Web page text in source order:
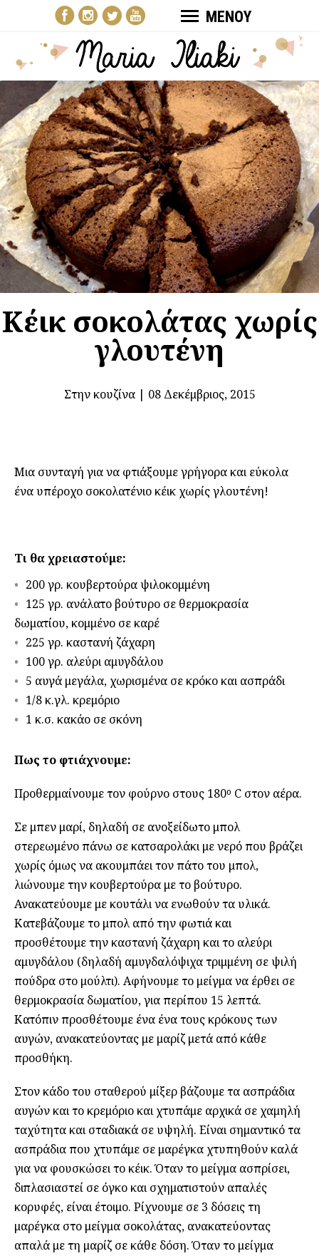
ΜΕΝΟΥ
Κέικ σοκολάτας χωρίς
γλουτένη
Στην κουζίνα| 08 Δεκέμβριος, 2015
Μια συνταγή για να φτιάξουμε γρήγορα και εύκολα
ένα υπέροχο σοκολατένιο κέικ χωρίς γλουτένη!
Τι θα χρειαστούμε:
200 γρ. κουβερτούρα ψιλοκομμένη
125 γρ. ανάλατο βούτυρο σε θερμοκρασία
δωματίου, κομμένο σε καρέ
225 γρ. καστανή ζάχαρη
100 γρ. αλεύρι αμυγδάλου
5 αυγά μεγάλα, χωρισμένα σε κρόκο και ασπράδι
1/8 κ.γλ. κρεμόριο
1 κ.σ. κακάο σε σκόνη
Πως το φτιάχνουμε:
Προθερμαίνουμε τον φούρνο στους 180ο C στον αέρα.
Σε μπεν μαρί, δηλαδή σε ανοξείδωτο μπολ
στερεωμένο πάνω σε κατσαρολάκι με νερό που βράζει
χωρίς όμως να ακουμπάει τον πάτο του μπολ,
λιώνουμε την κουβερτούρα με το βούτυρο.
Ανακατεύουμε με κουτάλι να ενωθούν τα υλικά.
Κατεβάζουμε το μπολ από την φωτιά και
προσθέτουμε την καστανή ζάχαρη και το αλεύρι
αμυγδάλου (δηλαδή αμυγδαλόψιχα τριμμένη σε ψιλή
πούδρα στο μούλτι). Αφήνουμε το μείγμα να έρθει σε
θερμοκρασία δωματίου, για περίπου 15 λεπτά.
Κατόπιν προσθέτουμε ένα ένα τους κρόκους των
αυγών, ανακατεύοντας με μαρίζ μετά από κάθε
προσθήκη.
Στον κάδο του σταθερού μίξερ βάζουμε τα ασπράδια
αυγών και το κρεμόριο και χτυπάμε αρχικά σε χαμηλή
ταχύτητα και σταδιακά σε υψηλή. Είναι σημαντικό τα
ασπράδια που χτυπάμε σε μαρέγκα χτυπηθούν καλά
για να φουσκώσει το κέικ. Όταν το μείγμα ασπρίσει,
διπλασιαστεί σε όγκο και σχηματιστούν απαλές
κορυφές, είναι έτοιμο. Ρίχνουμε σε 3 δόσεις τη
μαρέγκα στο μείγμα σοκολάτας, ανακατεύοντας
απαλά με τη μαρίζ σε κάθε δόση. Όταν το μείγμα